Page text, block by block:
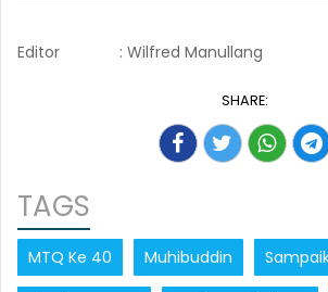
Editor : Wilfred Manullang
SHARE:
TAGS
MTQ Ke 40 Muhibuddin